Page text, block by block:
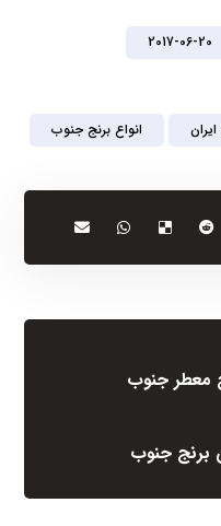
2017-06-20
انواع برنج جنوب
معطر جنوب
برنج جنوب